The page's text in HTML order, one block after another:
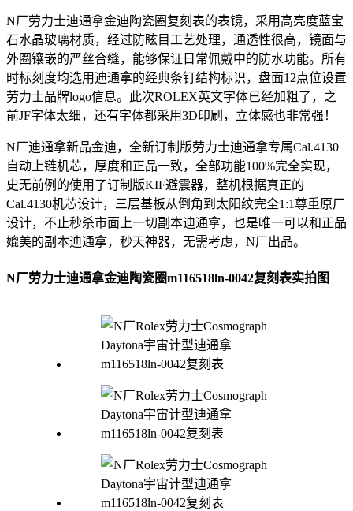
N厂劳力士迪通拿金迪陶瓷圈复刻表的表镜，采用高亮度蓝宝
石水晶玻璃材质，经过防眩目工艺处理，通透性很高，镜面与
外圈镶嵌的严丝合缝，能够保证日常佩戴中的防水功能。所有
时标刻度均选用迪通拿的经典条钉结构标识，盘面12点位设置
劳力士品牌logo信息。此次ROLEX英文字体已经加粗了，之
前JF字体太细，还有字体都采用3D印刷，立体感也非常强！
N厂迪通拿新品金迪，全新订制版劳力士迪通拿专属Cal.4130
自动上链机芯，厚度和正品一致，全部功能100%完全实现，
史无前例的使用了订制版KIF避震器，整机根据真正的
Cal.4130机芯设计，三层基板从倒角到太阳纹完全1:1尊重原厂
设计，不止秒杀市面上一切副本迪通拿，也是唯一可以和正品
媲美的副本迪通拿，秒天神器，无需考虑，N厂出品。
N厂劳力士迪通拿金迪陶瓷圈m116518ln-0042复刻表实拍图